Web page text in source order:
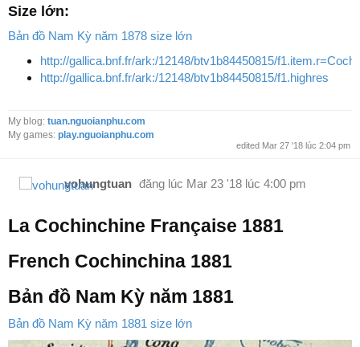
Size lớn:
Bản đồ Nam Kỳ năm 1878 size lớn
http://gallica.bnf.fr/ark:/12148/btv1b84450815/
http://gallica.bnf.fr/ark:/12148/btv1b84450815/f1.highres
My blog: tuan.nguoianphu.com
My games: play.nguoianphu.com
edited Mar 27 '18 lúc 2:04 pm
vohungtuan đăng lúc Mar 23 '18 lúc 4:00 pm
La Cochinchine Française 1881
French Cochinchina 1881
Bản đồ Nam Kỳ năm 1881
Bản đồ Nam Kỳ năm 1881 size lớn